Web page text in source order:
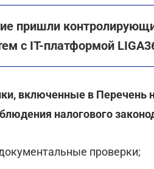
пришли
с ІТ-платформой
включенные в Перечень
налогового
проверки;